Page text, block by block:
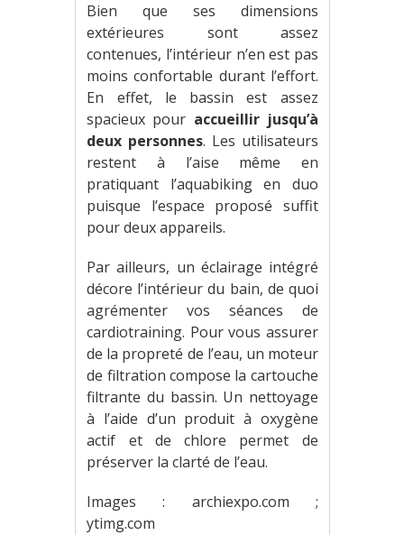
Bien que ses dimensions
extérieures sont assez
contenues, l’intérieur n’en est pas
moins confortable durant l’effort.
En effet, le bassin est assez
spacieux pour accueillir jusqu’à
deux personnes. Les utilisateurs
restent à l’aise même en
pratiquant l’aquabiking en duo
puisque l’espace proposé suffit
pour deux appareils.
Par ailleurs, un éclairage intégré
décore l’intérieur du bain, de quoi
agrémenter vos séances de
cardiotraining. Pour vous assurer
de la propreté de l’eau, un moteur
de filtration compose la cartouche
filtrante du bassin. Un nettoyage
à l’aide d’un produit à oxygène
actif et de chlore permet de
préserver la clarté de l’eau.
Images : archiexpo.com ;
ytimg.com